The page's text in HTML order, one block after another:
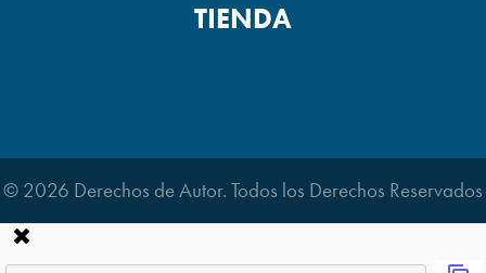
TIENDA
© 2026 Derechos de Autor. Todos los Derechos Reservados